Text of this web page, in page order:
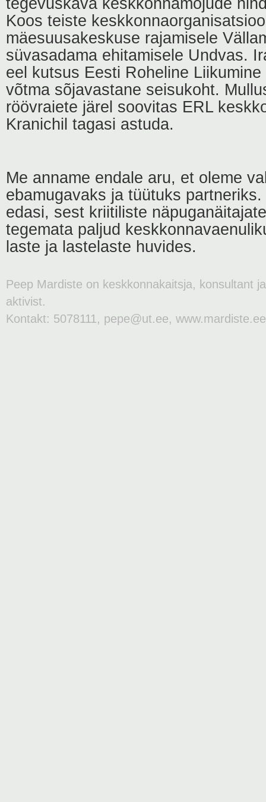
Koos teiste
mäesuusakeskuse rajamisele
süvasadama ehitamisele Undvas.
eel kutsus Eesti Roheline
võtma sõjavastane seisukoht.
röövraiete järel soovitas ERL
Kranichil tagasi astuda.
Me anname endale aru, et oleme
ebamugavaks ja tüütuks
edasi, sest kriitiliste
tegemata paljud
laste ja lastelaste huvides.
Peep Mardiste on keskkonnakaitsja, konsultant
aktivist.
Kontakt: 5078111, pepe@ut.ee, www.mardiste.ee